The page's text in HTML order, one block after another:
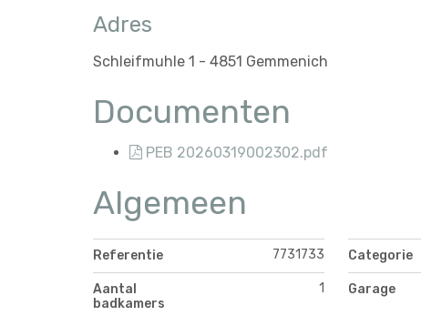
Adres
Schleifmuhle 1 - 4851 Gemmenich
Documenten
PEB 20260319002302.pdf
Algemeen
Referentie 7731733 Categorie
Aantal
badkamers
1 Garage